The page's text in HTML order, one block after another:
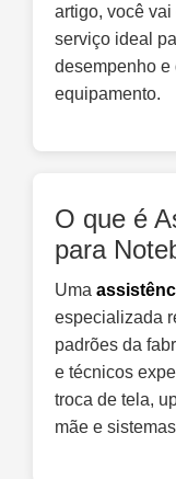
artigo, você
serviço ideal
desempenho e
equipamento.
O que é
para
Uma
especializada
padrões da
e técnicos
troca de tela,
mãe e